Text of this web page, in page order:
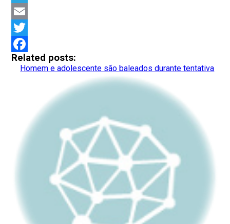
Telegram
Email
Twitter
Facebook
Related posts:
Homem e adolescente são baleados durante tentativa